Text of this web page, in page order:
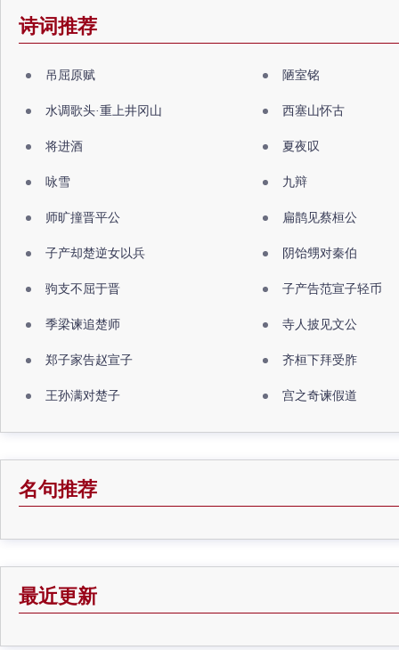
诗词推荐
吊屈原赋 陋室铭
水调歌头·重上井冈山 西塞山怀古
将进酒 夏夜叹
咏雪 九辩
师旷撞晋平公 扁鹊见蔡桓公
子产却楚逆女以兵 阴饴甥对秦伯
驹支不屈于晋 子产告范宣子轻币
季梁谏追楚师 寺人披见文公
郑子家告赵宣子 齐桓下拜受胙
王孙满对楚子 宫之奇谏假道
名句推荐
最近更新